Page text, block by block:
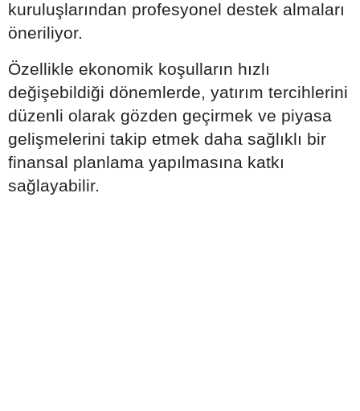
kuruluşlarından profesyonel destek almaları
öneriliyor.
Özellikle ekonomik koşulların hızlı
değişebildiği dönemlerde, yatırım tercihlerini
düzenli olarak gözden geçirmek ve piyasa
gelişmelerini takip etmek daha sağlıklı bir
finansal planlama yapılmasına katkı
sağlayabilir.